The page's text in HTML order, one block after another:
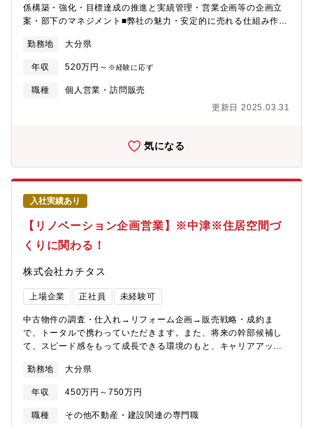
係構築・強化・目標達成の推進と実績管理・営業企画等の企画立
案・部下のマネジメント■弊社の魅力・安定的に売れる仕組み作り
業はございません。現状は営業メンバー1人あたりにつき、毎月10
～20組の新規名簿をお渡しています。
勤務地 大分県
年収 520万円～ ※経験に応ず
職種
個人営業・訪問販売
更新日 2025.03.31
気になる
入社実績あり
【リノベーション企画営業】※中津※住居空間づ
くりに関わる！
株式会社カチタス
上場企業 正社員 未経験可
中古物件の調査・仕入れ→リフォーム企画→販売戦略・成約ま
で、トータルで携わっていただきます。また、将来の幹部候補し
て、スピード感をもって成長できる環境のもと、キャリアアップ
に赴き、「どのような方に住んでいただきたいか」お客様像をイ
メージしながら中古物件の仕入れを行います。(2)リフォーム企
画：お客様が住まいに求めることはなにかを考えながら、リフォ
ームのプランを立てていきます。(3)販売：自ら企画したリフォー
勤務地 大分県
年収 450万円～750万円
職種
その他不動産・建設関連の専門職